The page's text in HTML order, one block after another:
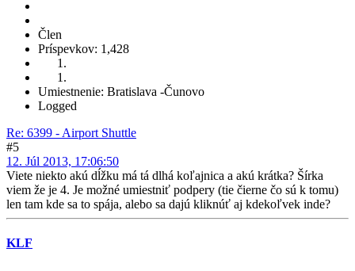
Člen
Príspevkov: 1,428
Umiestnenie: Bratislava -Čunovo
Logged
Re: 6399 - Airport Shuttle
#5
12. Júl 2013, 17:06:50
Viete niekto akú dĺžku má tá dlhá koľajnica a akú krátka? Šírka
viem že je 4. Je možné umiestniť podpery (tie čierne čo sú k tomu)
len tam kde sa to spája, alebo sa dajú kliknúť aj kdekoľvek inde?
KLF